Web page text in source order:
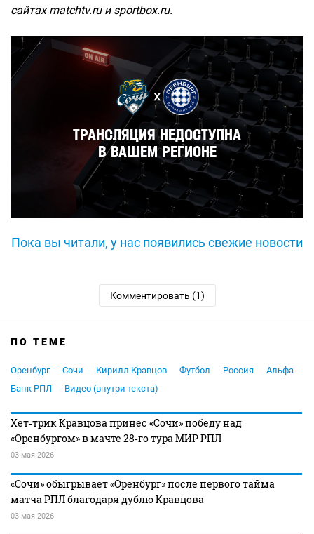
сайтах matchtv.ru и sportbox.ru.
Пока вы читали, у нас появились свежие новости
Комментировать (1)
ПО ТЕМЕ
Оренбург Сочи Кирилл Кравцов Футбол Россия
Альфа-
Банк РПЛ
Видео (внутри текста)
Хет‑трик Кравцова принес «Сочи» победу над
«Оренбургом» в мачте 28‑го тура МИР РПЛ
03 мая 2026
«Сочи» обыгрывает «Оренбург» после первого тайма
матча РПЛ благодаря дублю Кравцова
03 мая 2026